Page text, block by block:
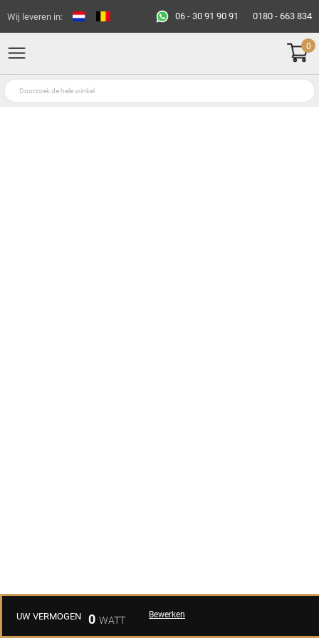
Wij leveren in: 06 - 30 91 90 91 0180 - 663 834
0
UW VERMOGEN 0 Bewerken